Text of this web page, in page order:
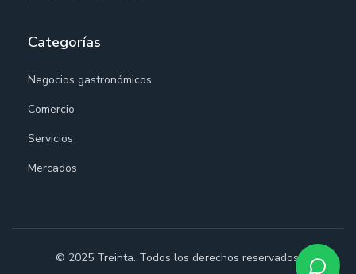
Categorías
Negocios gastronómicos
Comercio
Servicios
Mercados
© 2025 Treinta. Todos los derechos reservados.